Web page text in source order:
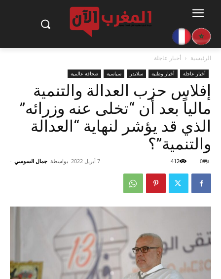
الرئيسية أخبار عاجلة
أخبار عاجلة أخبار وطنية سلايدر سياسية صحافة عالمية
إفلاس حزب العدالة والتنمية
مالياً بعد أن “تخلى عنه وزرائه”
الذي قد يؤشر لنهاية “العدالة
والتنمية”؟
بواسطة جمال السوسي - 7 أبريل 2022 0
412